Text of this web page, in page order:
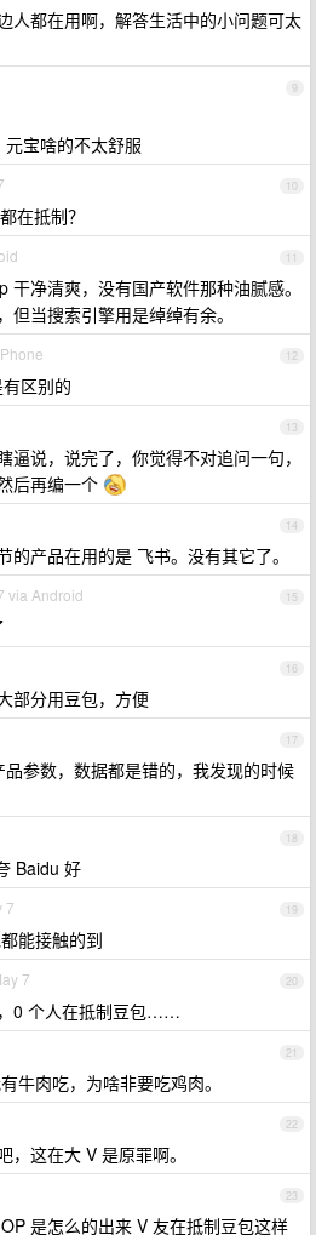
人都在用啊，解答生活中的小问题可太
9
宝啥的不太舒服
10
在抵制？
11
净清爽，没有国产软件那种油腻感。
但当搜索引擎用是绰绰有余。
12
有区别的
13
逼说，说完了，你觉得不对追问一句，
后再编一个
14
的产品在用的是 飞书。没有其它了。
15
via Android
16
部分用豆包，方便
17
参数，数据都是错的，我发现的时候
18
Baidu 好
19
7
能接触的到
20
7
0 个人在抵制豆包……
21
牛肉吃，为啥非要吃鸡肉。
22
这在大 V 是原罪啊。
23
是怎么的出来 V 友在抵制豆包这样